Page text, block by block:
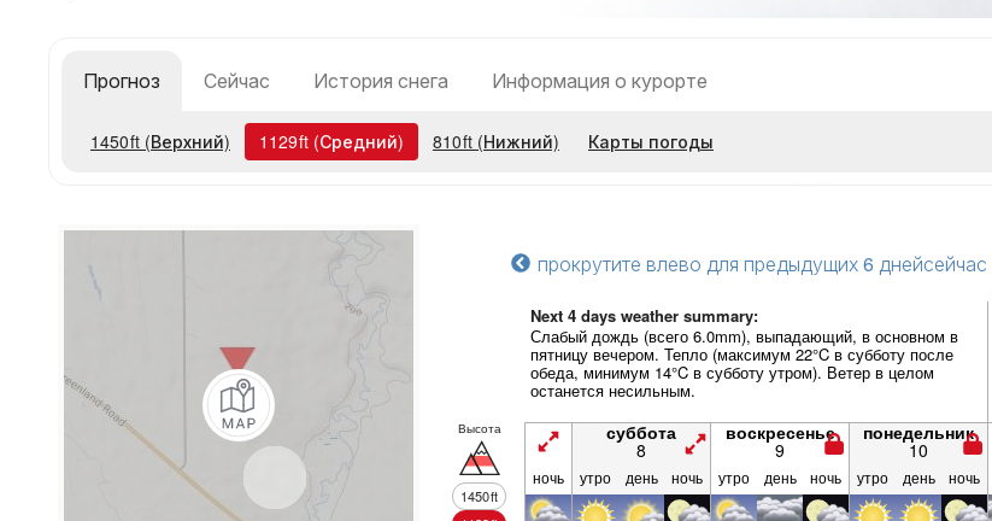
Прогноз Сейчас История снега Информация о курорте
1450ft (Верхний) 1129ft (Средний) 810ft (Нижний) Карты погоды
прокрутите влево для предыдущих 6 днейсейчас
Next 4 days weather summary:
Слабый дождь (всего 6.0mm), выпадающий, в основном в
пятницу вечером. Тепло (максимум 22°C в субботу после
обеда, минимум 14°C в субботу утром). Ветер в целом
останется несильным.
Высота
1450ft
суббота
8
воскресенье
9
понедельник
10
ночь утро день ночь утро день ночь утро день ночь